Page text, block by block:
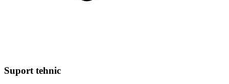
Suport tehnic